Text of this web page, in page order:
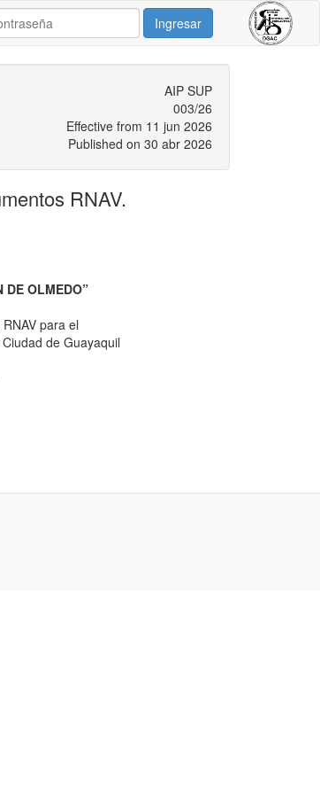
Ingresar
AIP SUP
003/26
Effective from 11 jun 2026
Published on 30 abr 2026
RNAV.
DE OLMEDO”
para el
de Guayaquil